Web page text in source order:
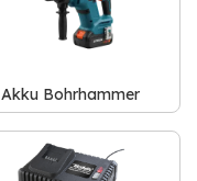
Akku Bohrhammer